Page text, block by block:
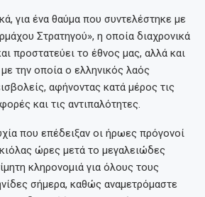
για ένα θαύμα που συντελέστηκε με
Στρατηγού», η οποία διαχρονικά
προστατεύει το έθνος μας, αλλά και
την οποία ο ελληνικός λαός
αφήνοντας κατά μέρος τις
και τις αντιπαλότητες.
που επέδειξαν οι ήρωες πρόγονοί
ώρες μετά το μεγαλειώδες
κληρονομιά για όλους τους
σήμερα, καθώς αναμετρόμαστε